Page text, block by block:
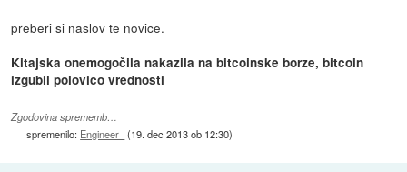
preberi si naslov te novice.
Kitajska onemogočila nakazila na bitcoinske borze, bitcoin
izgubil polovico vrednosti
Zgodovina sprememb…
spremenilo: Engineer_ (19. dec 2013 ob 12:30)